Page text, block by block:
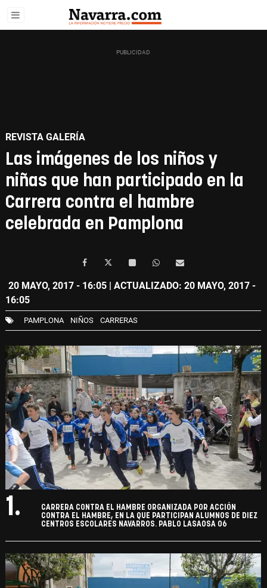
REVISTA GALERÍA
Las imágenes de los niños y
niñas que han participado en la
Carrera contra el hambre
celebrada en Pamplona
20 MAYO, 2017 - 16:05 | ACTUALIZADO: 20 MAYO, 2017 -
16:05
PAMPLONA NIÑOS CARRERAS
1.
CARRERA CONTRA EL HAMBRE ORGANIZADA POR ACCIÓN
CONTRA EL HAMBRE, EN LA QUE PARTICIPAN ALUMNOS DE DIEZ
CENTROS ESCOLARES NAVARROS. PABLO LASAOSA 06